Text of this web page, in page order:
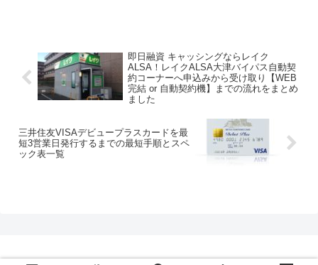
即日融資 キャッシングならレイク
ALSA！レイクALSA大津バイパス自動契
約コーナーへ申込みから受け取り【WEB
完結 or 自動契約機】までの流れをまとめ
ました
三井住友VISAデビュープラスカードを最
短3営業日発行するまでの最短手順とスペ
ック表一覧